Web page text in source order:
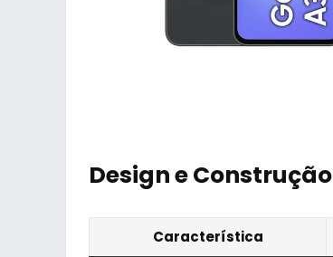
Design e Construção
Característica